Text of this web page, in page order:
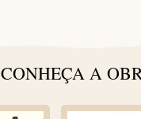
CONHEÇA A